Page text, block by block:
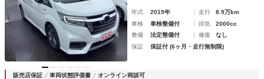
年式 2019年 走行
8.9万km
車検
車検整備付 排気
2000cc
整備
法定整備付 修復
なし
保証
保証付 (6ヶ月・走行無制限)
販売店保証 車両状態評価書 オンライン商談可